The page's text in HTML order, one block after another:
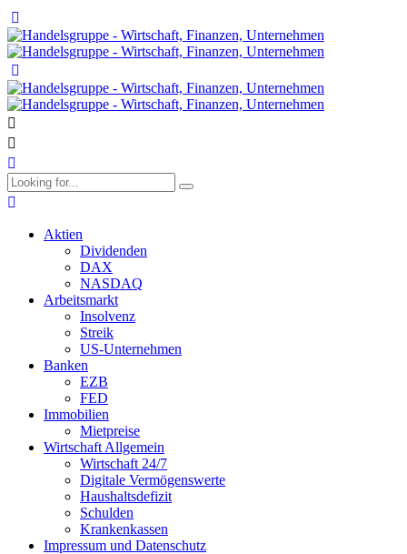
Aktien
Dividenden
DAX
NASDAQ
Arbeitsmarkt
Insolvenz
Streik
US-Unternehmen
Banken
EZB
FED
Immobilien
Mietpreise
Wirtschaft Allgemein
Wirtschaft 24/7
Digitale Vermögenswerte
Haushaltsdefizit
Schulden
Krankenkassen
Impressum und Datenschutz